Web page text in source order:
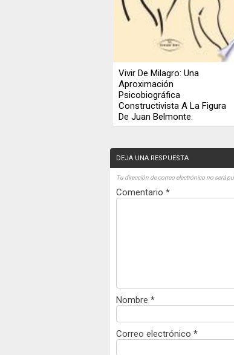
Vivir De Milagro: Una
Aproximación
Psicobiográfica
Constructivista A La Figura
De Juan Belmonte.
DEJA UNA RESPUESTA
Tu dirección de correo electrónico no será
Comentario *
Nombre *
Correo electrónico *